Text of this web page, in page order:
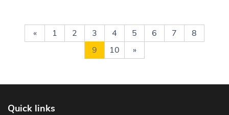
« 1 2 3 4 5 6 7
8
9
10 »
Quick links